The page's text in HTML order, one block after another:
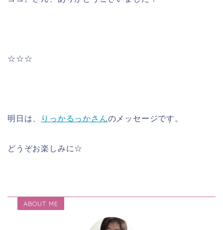
☆☆☆
明日は、 りっかるっかさんのメッセージです。
どうぞお楽しみに☆
ABOUT ME